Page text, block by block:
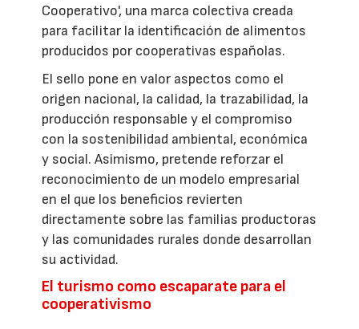
Cooperativo', una marca colectiva creada
para facilitar la identificación de alimentos
producidos por cooperativas españolas.
El sello pone en valor aspectos como el
origen nacional, la calidad, la trazabilidad, la
producción responsable y el compromiso
con la sostenibilidad ambiental, económica
y social. Asimismo, pretende reforzar el
reconocimiento de un modelo empresarial
en el que los beneficios revierten
directamente sobre las familias productoras
y las comunidades rurales donde desarrollan
su actividad.
El turismo como escaparate para el
cooperativismo